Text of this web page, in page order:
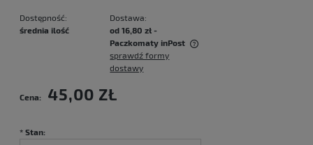
Dostępność:
średnia ilość
Dostawa:
od 16,80 zł -
Paczkomaty inPost
Cena nie zawiera ewentualnych kosztów płatności
sprawdź formy
dostawy
Cena: 45,00 ZŁ
* Stan: